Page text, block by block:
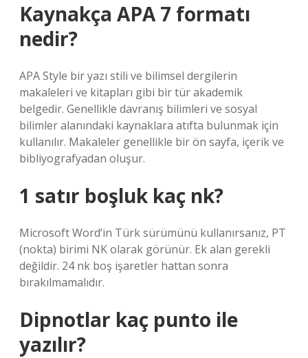
Kaynakça APA 7 formatı
nedir?
APA Style bir yazı stili ve bilimsel dergilerin
makaleleri ve kitapları gibi bir tür akademik
belgedir. Genellikle davranış bilimleri ve sosyal
bilimler alanındaki kaynaklara atıfta bulunmak için
kullanılır. Makaleler genellikle bir ön sayfa, içerik ve
bibliyografyadan oluşur.
1 satır boşluk kaç nk?
Microsoft Word’in Türk sürümünü kullanırsanız, PT
(nokta) birimi NK olarak görünür. Ek alan gerekli
değildir. 24 nk boş işaretler hattan sonra
bırakılmamalıdır.
Dipnotlar kaç punto ile
yazılır?